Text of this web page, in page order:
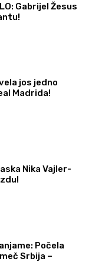
Gabrijel Žesus
jos jedno
Madrida!
Nika Vajler-
Počela
Srbija –